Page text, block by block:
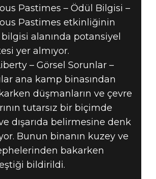
Pastimes – Ödül Bilgisi –
Pastimes etkinliğinin
alanında potansiyel
yer almıyor.
– Görsel Sorunlar –
ana kamp binasından
düşmanların ve çevre
tutarsız bir biçimde
dışarıda belirmesine denk
Bunun binanın kuzey ve
bakarken
bildirildi.